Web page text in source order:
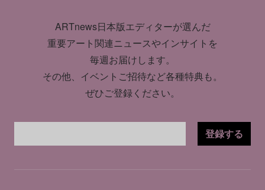
ARTnews日本版エディターが選んだ
重要アート関連ニュースやインサイトを
毎週お届けします。
その他、イベントご招待など各種特典も。
ぜひご登録ください。
登録する